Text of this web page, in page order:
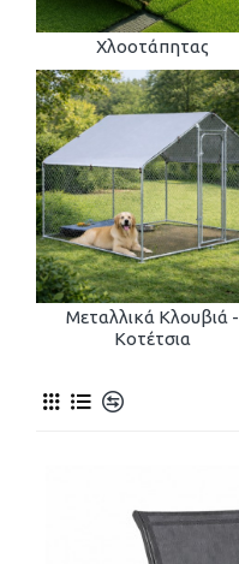
Χλοοτάπητας
Μεταλλικά Κλουβιά -
Κοτέτσια